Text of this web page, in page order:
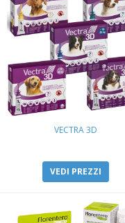
VECTRA 3D
VEDI PREZZI